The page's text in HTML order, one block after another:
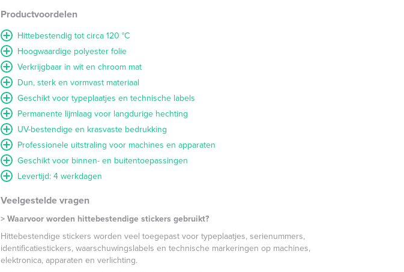
Productvoordelen
Hittebestendig tot circa 120 °C
Hoogwaardige polyester folie
Verkrijgbaar in wit en chroom mat
Dun, sterk en vormvast materiaal
Geschikt voor typeplaatjes en technische labels
Permanente lijmlaag voor langdurige hechting
UV-bestendige en krasvaste bedrukking
Professionele uitstraling voor machines en apparaten
Geschikt voor binnen- en buitentoepassingen
Levertijd: 4 werkdagen
Veelgestelde vragen
> Waarvoor worden hittebestendige stickers gebruikt?
Hittebestendige stickers worden veel toegepast voor typeplaatjes, serienummers,
identificatiestickers, waarschuwingslabels en technische markeringen op machines,
elektronica, apparaten en verlichting.